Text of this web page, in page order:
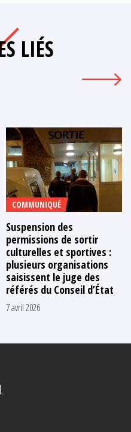
LIÉS
COMMUNIQUÉ
Suspension des
permissions de sortir
culturelles et sportives :
plusieurs organisations
saisissent le juge des
référés du Conseil d’État
7 avril 2026